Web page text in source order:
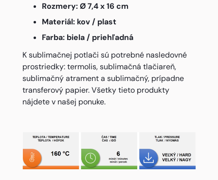
Rozmery: Ø 7,4 x 16 cm
Materiál: kov / plast
Farba: biela / priehľadná
K sublimačnej potlači sú potrebné nasledovné
prostriedky: termolis, sublimačná tlačiareň,
sublimačný atrament a sublimačný, prípadne
transferový papier. Všetky tieto produkty
nájdete v našej ponuke.